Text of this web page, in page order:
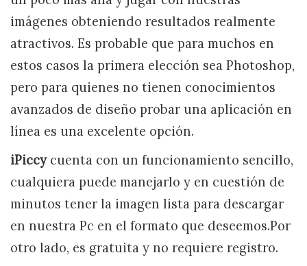
imágenes obteniendo resultados realmente
atractivos. Es probable que para muchos en
estos casos la primera elección sea Photoshop,
pero para quienes no tienen conocimientos
avanzados de diseño probar una aplicación en
línea es una excelente opción.
iPiccycuenta con un funcionamiento sencillo,
cualquiera puede manejarlo y en cuestión de
minutos tener la imagen lista para descargar
en nuestra Pc en el formato que deseemos.Por
otro lado, es gratuita y no requiere registro.